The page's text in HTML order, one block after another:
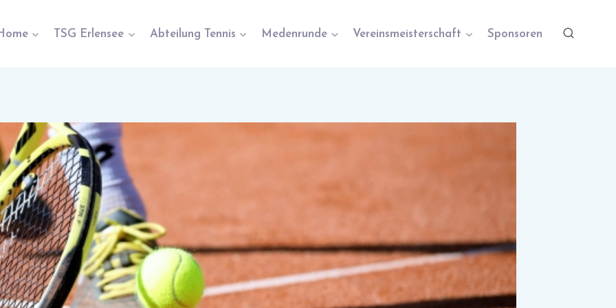
TSG Erlensee Abteilung Tennis Medenrunde Vereinsmeisterschaft Sponsoren